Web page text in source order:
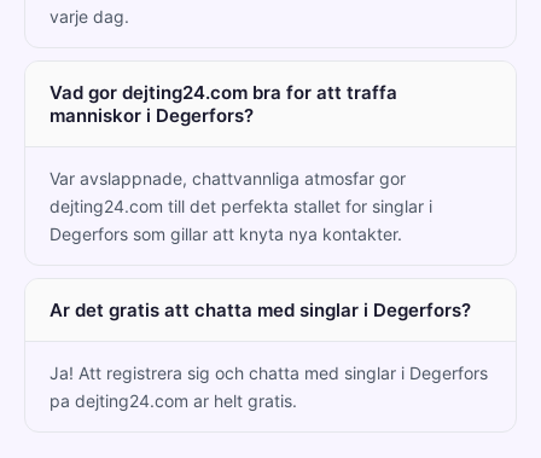
varje dag.
Vad gor dejting24.com bra for att traffa
manniskor i Degerfors?
Var avslappnade, chattvannliga atmosfar gor
dejting24.com till det perfekta stallet for singlar i
Degerfors som gillar att knyta nya kontakter.
Ar det gratis att chatta med singlar i Degerfors?
Ja! Att registrera sig och chatta med singlar i Degerfors
pa dejting24.com ar helt gratis.